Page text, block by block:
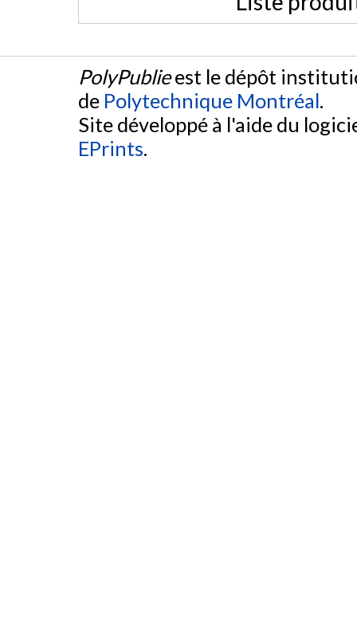
PolyPublieest le dépôt
de Polytechnique Montréal.
Site développé à l'aide du
EPrints.